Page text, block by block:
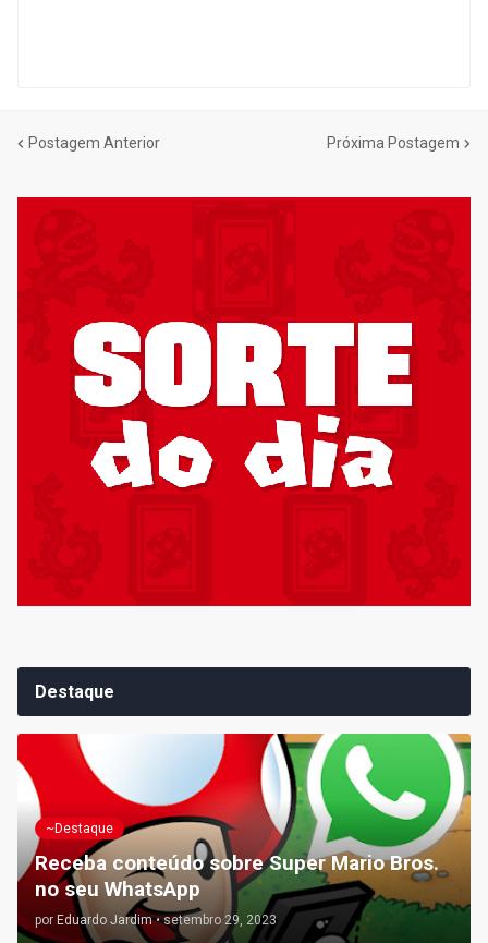
Postagem Anterior Próxima Postagem
Destaque
~Destaque
Receba conteúdo sobre Super Mario Bros.
no seu WhatsApp
por Eduardo Jardim • setembro 29, 2023